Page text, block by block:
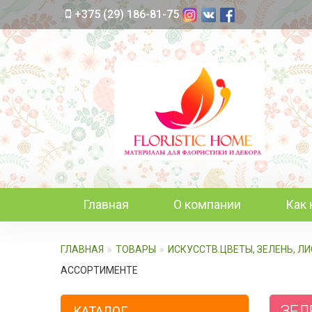
+375 (29) 186-81-75
Главная О компании Как
ГЛАВНАЯ ТОВАРЫ ИСКУССТВ.ЦВЕТЫ, ЗЕЛЕНЬ,
АССОРТИМЕНТЕ